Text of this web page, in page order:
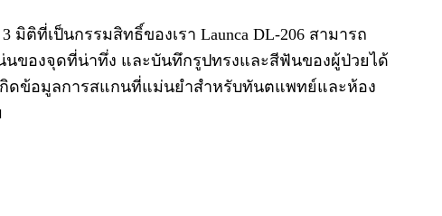
มิติที่เป็นกรรมสิทธิ์ของเรา Launca DL-206 สามารถ
ของจุดที่น่าทึ่ง และบันทึกรูปทรงและสีฟันของผู้ป่วยได้
กิดข้อมูลการสแกนที่แม่นยำสำหรับทันตแพทย์และห้อง